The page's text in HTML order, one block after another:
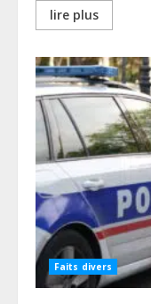
lire plus
Faits divers